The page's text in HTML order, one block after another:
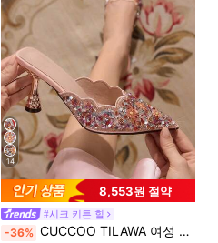
14
8,553원 절약
#시크 키튼 힐
-36% CUCCOO TILAWA 여성 패션 파티 뾰족한 스틸레토 힐 라인스톤 펌프스